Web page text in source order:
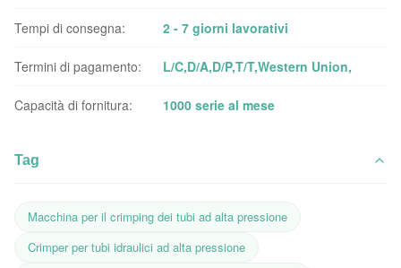
Tempi di consegna: 2 - 7 giorni lavorativi
Termini di pagamento: L/C,D/A,D/P,T/T,Western Union,
Capacità di fornitura: 1000 serie al mese
Tag
Macchina per il crimping dei tubi ad alta pressione
Crimper per tubi idraulici ad alta pressione